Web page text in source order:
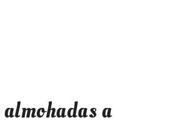
almohadas a